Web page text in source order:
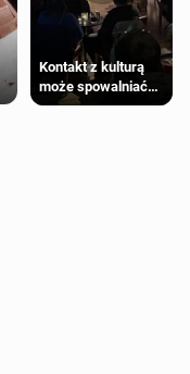
Kontakt z kulturą
może spowalniać
starzenie